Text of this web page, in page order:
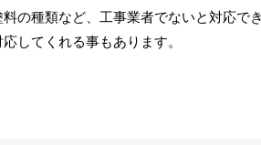
の種類など、工事業者でないと対応で
してくれる事もあります。